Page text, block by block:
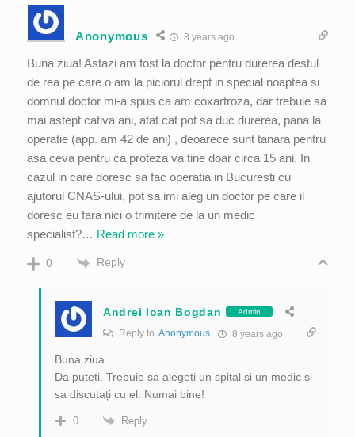
Anonymous 8 years ago
Buna ziua! Astazi am fost la doctor pentru durerea destul
de rea pe care o am la piciorul drept in special noaptea si
domnul doctor mi-a spus ca am coxartroza, dar trebuie sa
mai astept cativa ani, atat cat pot sa duc durerea, pana la
operatie (app. am 42 de ani) , deoarece sunt tanara pentru
asa ceva pentru ca proteza va tine doar circa 15 ani. In
cazul in care doresc sa fac operatia in Bucuresti cu
ajutorul CNAS-ului, pot sa imi aleg un doctor pe care il
doresc eu fara nici o trimitere de la un medic
specialist?… Read more »
0 Reply
Andrei Ioan Bogdan Admin
Reply to Anonymous 8 years ago
Buna ziua.
Da puteti. Trebuie sa alegeti un spital si un medic si
sa discutați cu el. Numai bine!
0 Reply